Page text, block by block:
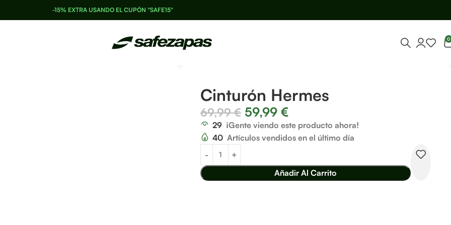
-15% EXTRA USANDO EL CUPÓN "SAFE15"
0
Cinturón Hermes
69,99€ 59,99€
29 ¡Gente viendo este producto ahora!
40 Artículos vendidos en el último día
Añadir Al Carrito